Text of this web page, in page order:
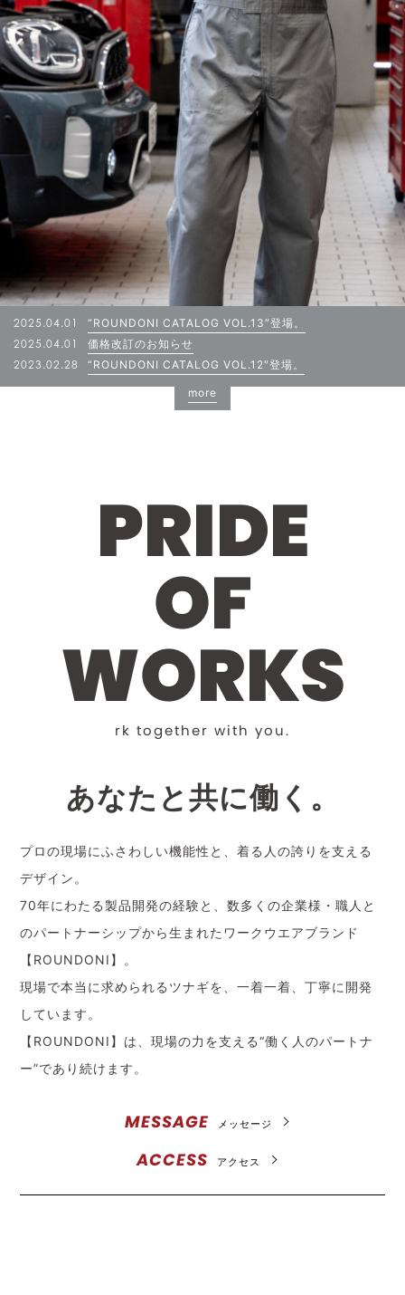
2025.04.01
“ROUNDONI CATALOG VOL.13″登場。
2025.04.01
価格改訂のお知らせ
2023.02.28
“ROUNDONI CATALOG VOL.12″登場。
more
PRIDE
OF
WORKS
rk together with you.
あなたと共に働く。
プロの現場にふさわしい機能性と、着る人の誇りを支える
デザイン。
70年にわたる製品開発の経験と、数多くの企業様・職人と
のパートナーシップから生まれたワークウエアブランド
【ROUNDONI】。
現場で本当に求められるツナギを、一着一着、丁寧に開発
しています。
【ROUNDONI】は、現場の力を支える“働く人のパートナ
ー”であり続けます。
MESSAGE メッセージ
ACCESS アクセス